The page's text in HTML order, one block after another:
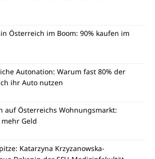
Österreich im Boom: 90% kaufen im
Autonation: Warum fast 80% der
ihr Auto nutzen
auf Österreichs Wohnungsmarkt:
Geld
Katarzyna Krzyzanowska-